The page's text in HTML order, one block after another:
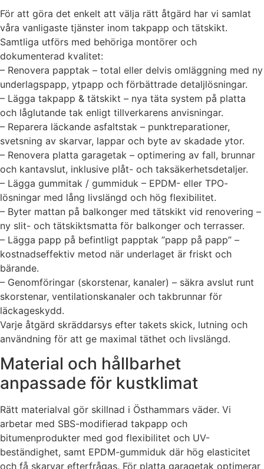
För att göra det enkelt att välja rätt åtgärd har vi samlat
våra vanligaste tjänster inom takpapp och tätskikt.
Samtliga utförs med behöriga montörer och
dokumenterad kvalitet:
– Renovera papptak – total eller delvis omläggning med ny
underlagspapp, ytpapp och förbättrade detaljlösningar.
– Lägga takpapp & tätskikt – nya täta system på platta
och låglutande tak enligt tillverkarens anvisningar.
– Reparera läckande asfaltstak – punktreparationer,
svetsning av skarvar, lappar och byte av skadade ytor.
– Renovera platta garagetak – optimering av fall, brunnar
och kantavslut, inklusive plåt- och taksäkerhetsdetaljer.
– Lägga gummitak / gummiduk – EPDM- eller TPO-
lösningar med lång livslängd och hög flexibilitet.
– Byter mattan på balkonger med tätskikt vid renovering –
ny slit- och tätskiktsmatta för balkonger och terrasser.
– Lägga papp på befintligt papptak ”papp på papp” –
kostnadseffektiv metod när underlaget är friskt och
bärande.
– Genomföringar (skorstenar, kanaler) – säkra avslut runt
skorstenar, ventilationskanaler och takbrunnar för
läckageskydd.
Varje åtgärd skräddarsys efter takets skick, lutning och
användning för att ge maximal täthet och livslängd.
Material och hållbarhet
anpassade för kustklimat
Rätt materialval gör skillnad i Östhammars väder. Vi
arbetar med SBS-modifierad takpapp och
bitumenprodukter med god flexibilitet och UV-
beständighet, samt EPDM-gummiduk där hög elasticitet
och få skarvar efterfrågas. För platta garagetak optimerar